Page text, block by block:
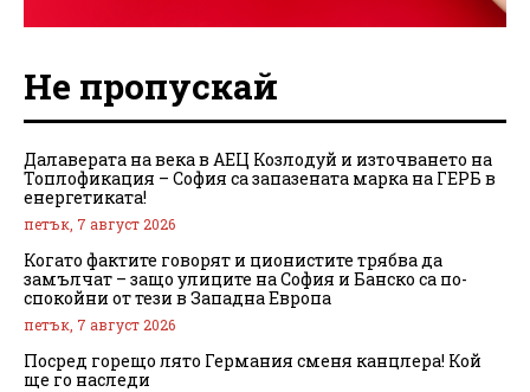
Не пропускай
Далаверата на века в АЕЦ Козлодуй и източването на
Топлофикация – София са запазената марка на ГЕРБ в
енергетиката!
петък, 7 август 2026
Когато фактите говорят и ционистите трябва да
замълчат – защо улиците на София и Банско са по-
спокойни от тези в Западна Европа
петък, 7 август 2026
Посред горещо лято Германия сменя канцлера! Кой
ще го наследи